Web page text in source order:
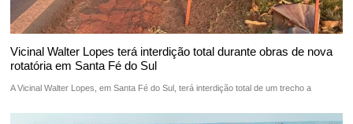
Vicinal Walter Lopes terá interdição total durante obras de nova
rotatória em Santa Fé do Sul
A Vicinal Walter Lopes, em Santa Fé do Sul, terá interdição total de um trecho a